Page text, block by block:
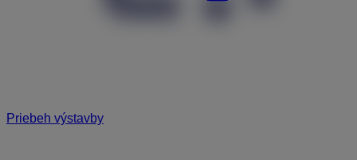
Priebeh výstavby